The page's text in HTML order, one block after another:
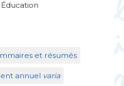
Éducation
et résumés
annuel varia